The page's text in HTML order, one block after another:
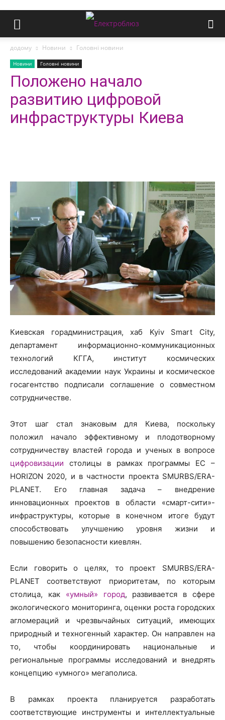
додому Новини Головні новини
Новини Головні новини
Положено начало
развитию цифровой
инфраструктуры Киева
Киевская горадминистрация, хаб Kyiv Smart City,
департамент информационно-коммуникационных
технологий КГГА, институт космических
исследований академии наук Украины и космическое
госагентство подписали соглашение о совместном
сотрудничестве.
Этот шаг стал знаковым для Киева, поскольку
положил начало эффективному и плодотворному
сотрудничеству властей города и ученых в вопросе
цифровизации столицы в рамках программы ЕС –
HORIZON 2020, и в частности проекта SMURBS/ERA-
PLANET. Его главная задача – внедрение
инновационных проектов в области «смарт-сити»-
инфраструктуры, которые в конечном итоге будут
способствовать улучшению уровня жизни и
повышению безопасности киевлян.
Если говорить о целях, то проект SMURBS/ERA-
PLANET соответствуют приоритетам, по которым
столица, как «умный» город, развивается в сфере
экологического мониторинга, оценки роста городских
агломераций и чрезвычайных ситуаций, имеющих
природный и техногенный характер. Он направлен на
то, чтобы координировать национальные и
региональные программы исследований и внедрять
концепцию «умного» мегаполиса.
В рамках проекта планируется разработать
соответствующие инструменты и интеллектуальные